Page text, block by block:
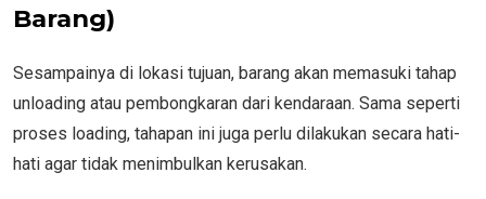
Barang)
Sesampainya di lokasi tujuan, barang akan memasuki tahap
unloading atau pembongkaran dari kendaraan. Sama seperti
proses loading, tahapan ini juga perlu dilakukan secara hati-
hati agar tidak menimbulkan kerusakan.